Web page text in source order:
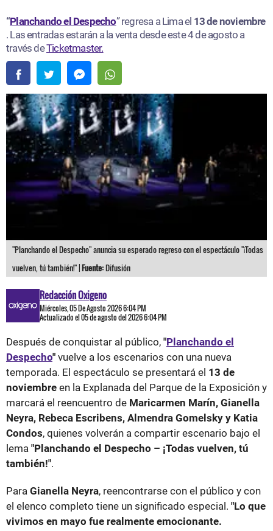
“Planchando el Despecho” regresa a Lima el 13 de noviembre
. Las entradas estarán a la venta desde este 4 de agosto a
través deTicketmaster.
"Planchando el Despecho" anuncia su esperado regreso con el espectáculo "¡Todas
vuelven, tú también!" |Fuente:Difusión
Redacción Oxigeno
Miércoles, 05 De Agosto 2026 6:04 PM
Actualizado el 05 de agosto del 2026 6:04 PM
Después de conquistar al público, "Planchando el
Despecho" vuelve a los escenarios con una nueva
temporada. El espectáculo se presentará el 13 de
noviembre en la Explanada del Parque de la Exposición y
marcará el reencuentro de Maricarmen Marín, Gianella
Neyra, Rebeca Escribens, Almendra Gomelsky y Katia
Condos, quienes volverán a compartir escenario bajo el
lema "Planchando el Despecho – ¡Todas vuelven, tú
también!".
Para Gianella Neyra, reencontrarse con el público y con
el elenco completo tiene un significado especial. "Lo que
vivimos en mayo fue realmente emocionante.